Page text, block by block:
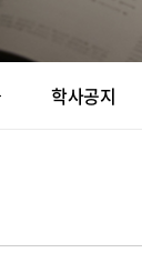
학사공지